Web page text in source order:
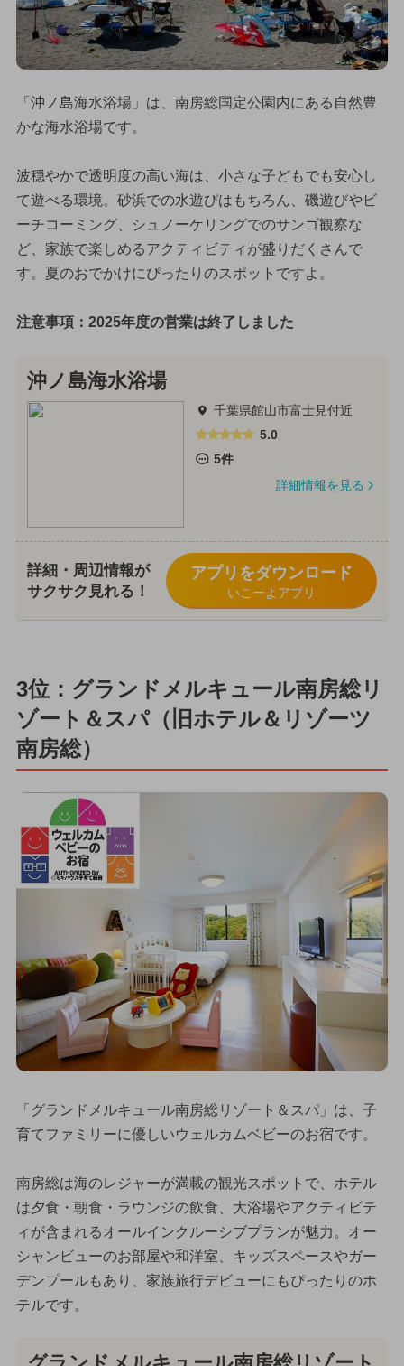
「沖ノ島海水浴場」は、南房総国定公園内にある自然豊
かな海水浴場です。
波穏やかで透明度の高い海は、小さな子どもでも安心し
て遊べる環境。砂浜での水遊びはもちろん、磯遊びやビ
ーチコーミング、シュノーケリングでのサンゴ観察な
ど、家族で楽しめるアクティビティが盛りだくさんで
す。夏のおでかけにぴったりのスポットですよ。
注意事項：2025年度の営業は終了しました
沖ノ島海水浴場
千葉県館山市富士見付近
5.0
5件
詳細情報を見る
詳細・周辺情報が
サクサク見れる！
アプリをダウンロード
いこーよアプリ
3位：グランドメルキュール南房総リ
ゾート＆スパ（旧ホテル＆リゾーツ
南房総）
「グランドメルキュール南房総リゾート＆スパ」は、子
育てファミリーに優しいウェルカムベビーのお宿です。
南房総は海のレジャーが満載の観光スポットで、ホテル
は夕食・朝食・ラウンジの飲食、大浴場やアクティビテ
ィが含まれるオールインクルーシブプランが魅力。オー
シャンビューのお部屋や和洋室、キッズスペースやガー
デンプールもあり、家族旅行デビューにもぴったりのホ
テルです。